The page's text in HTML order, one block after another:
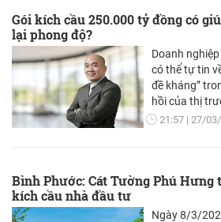
Gói kích cầu 250.000 tỷ đồng có
lại phong độ?
Doanh
có thể tự tin
đề kháng”
hồi của thị
21:57 27/
Bình Phước: Cát Tường Phú Hưng
kích cầu nhà đầu tư
Ngày 8/3/